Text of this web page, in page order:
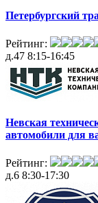
Петербургский
Рейтинг:
д.47 8:15-16:45
Невская
автомобили для
Рейтинг:
д.6 8:30-17:30